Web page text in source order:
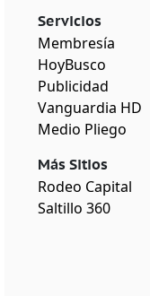
Servicios
Membresía
HoyBusco
Publicidad
Vanguardia HD
Medio Pliego
Más Sitios
Rodeo Capital
Saltillo 360